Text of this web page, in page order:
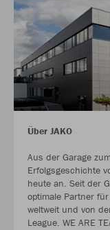
Über JAKO
Aus der Garage
Erfolgsgeschichte
heute an. Seit der
optimale Partner
weltweit und von
League. WE ARE